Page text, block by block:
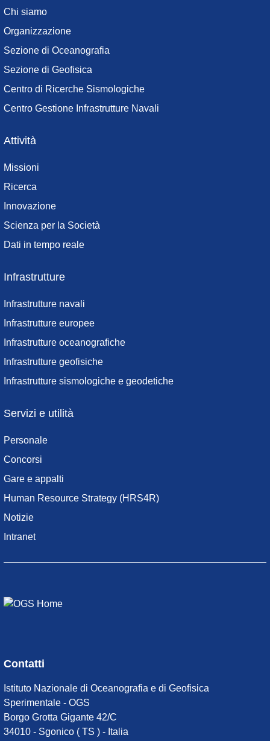
menu
Chi siamo
Organizzazione
Sezione di Oceanografia
Sezione di Geofisica
Centro di Ricerche Sismologiche
Centro Gestione Infrastrutture Navali
Attività
Missioni
Ricerca
Innovazione
Scienza per la Società
Dati in tempo reale
Infrastrutture
Infrastrutture navali
Infrastrutture europee
Infrastrutture oceanografiche
Infrastrutture geofisiche
Infrastrutture sismologiche e geodetiche
Servizi e utilità
Personale
Concorsi
Gare e appalti
Human Resource Strategy (HRS4R)
Notizie
Intranet
Contatti
Istituto Nazionale di Oceanografia e di Geofisica
Sperimentale - OGS
Borgo Grotta Gigante 42/C
34010 - Sgonico ( TS ) - Italia